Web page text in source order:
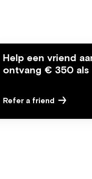
Help een vriend
ontvang € 350 als
Refer a friend